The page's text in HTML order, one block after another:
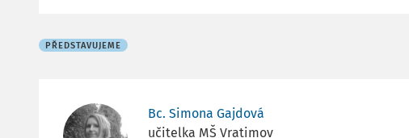
PŘEDSTAVUJEME
Bc. Simona Gajdová
učitelka MŠ Vratimov